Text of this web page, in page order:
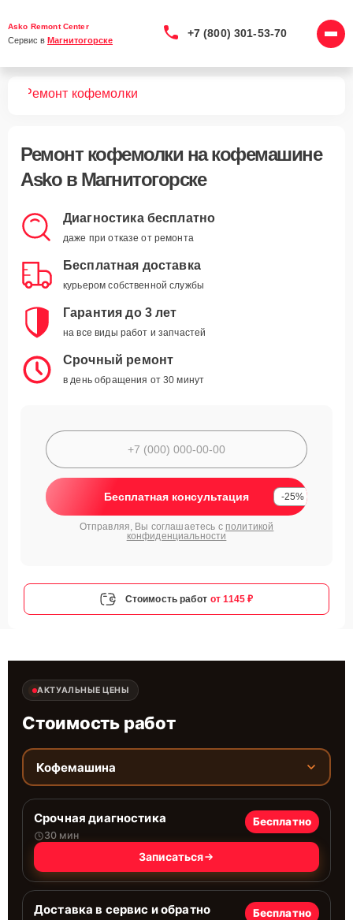
Asko Remont Center
Сервис в Магнитогорске
+7 (800) 301-53-70
Ремонт кофемолки
Ремонт кофемолки на кофемашине
Asko в Магнитогорске
Диагностика бесплатно
даже при отказе от ремонта
Бесплатная доставка
курьером собственной службы
Гарантия до 3 лет
на все виды работ и запчастей
Срочный ремонт
в день обращения от 30 минут
Бесплатная консультация -25%
Отправляя, Вы соглашаетесь с политикой
конфиденциальности
Стоимость работ от 1145 ₽
АКТУАЛЬНЫЕ ЦЕНЫ
Стоимость работ
Кофемашина
Срочная диагностика
30 мин
Бесплатно
Записаться
Доставка в сервис и обратно Бесплатно